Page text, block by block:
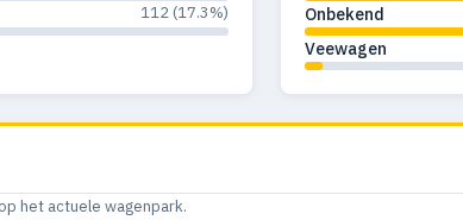
112 (17.3%) Onbekend
Veewagen
het actuele wagenpark.